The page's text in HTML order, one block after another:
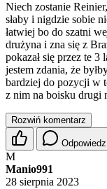
Niech zostanie
słaby i nigdzie sobie
łatwiej bo do szatni
drużyna i zna się z
pokazał się przez te
jestem zdania, że
bardziej do pozycji w
z nim na boisku drugi
Rozwiń komentarz
Odpowiedz
M
Manio991
28 sierpnia 2023